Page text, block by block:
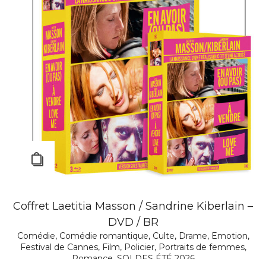
Coffret Laetitia Masson / Sandrine Kiberlain –
DVD / BR
Comédie, Comédie romantique, Culte, Drame, Emotion,
Festival de Cannes, Film, Policier, Portraits de femmes,